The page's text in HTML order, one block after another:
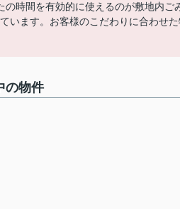
の時間を有効的に使えるのが敷地内
います。お客様のこだわりに合わせ
の物件